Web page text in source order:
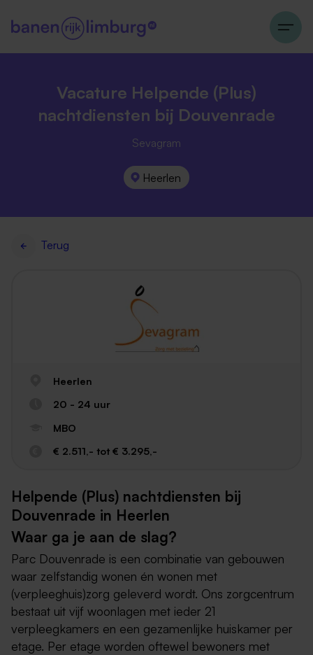
Vacature Helpende (Plus)
nachtdiensten bij Douvenrade
Sevagram
Heerlen
Terug
Heerlen
20 - 24 uur
MBO
€ 2.511,- tot € 3.295,-
Helpende (Plus) nachtdiensten bij
Douvenrade in Heerlen
Waar ga je aan de slag?
Parc Douvenrade is een combinatie van gebouwen
waar zelfstandig wonen én wonen met
(verpleeghuis)zorg geleverd wordt. Ons zorgcentrum
bestaat uit vijf woonlagen met ieder 21
verpleegkamers en een gezamenlijke huiskamer per
etage. Per etage worden oftewel bewoners met